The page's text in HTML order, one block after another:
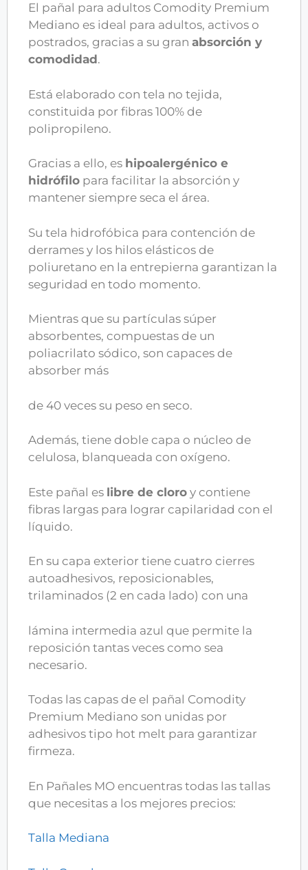
El pañal para adultos Comodity Premium
Mediano es ideal para adultos, activos o
postrados, gracias a su gran absorción y
comodidad.
Está elaborado con tela no tejida,
constituida por fibras 100% de
polipropileno.
Gracias a ello, es hipoalergénico e
hidrófilo para facilitar la absorción y
mantener siempre seca el área.
Su tela hidrofóbica para contención de
derrames y los hilos elásticos de
poliuretano en la entrepierna garantizan la
seguridad en todo momento.
Mientras que su partículas súper
absorbentes, compuestas de un
poliacrilato sódico, son capaces de
absorber más
de 40 veces su peso en seco.
Además, tiene doble capa o núcleo de
celulosa, blanqueada con oxígeno.
Este pañal es libre de cloro y contiene
fibras largas para lograr capilaridad con el
líquido.
En su capa exterior tiene cuatro cierres
autoadhesivos, reposicionables,
trilaminados (2 en cada lado) con una
lámina intermedia azul que permite la
reposición tantas veces como sea
necesario.
Todas las capas de el pañal Comodity
Premium Mediano son unidas por
adhesivos tipo hot melt para garantizar
firmeza.
En Pañales MO encuentras todas las tallas
que necesitas a los mejores precios:
Talla Mediana